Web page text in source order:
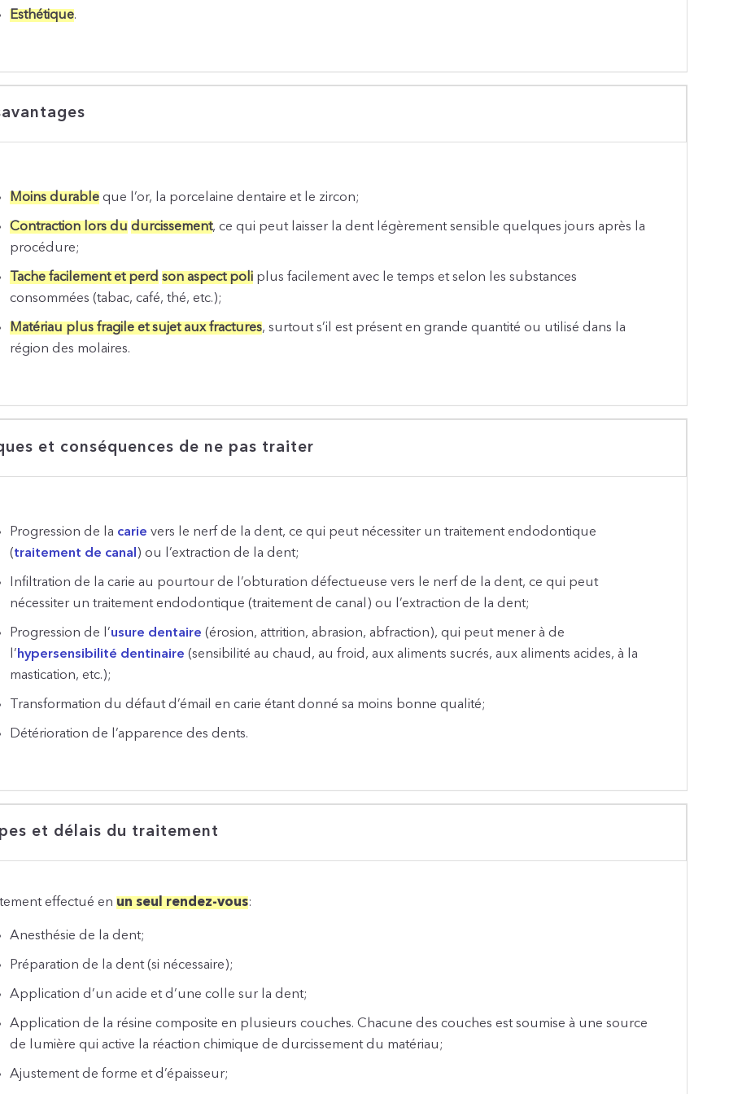
Esthétique.
Moins durable que l’or, la porcelaine dentaire et le zircon;
Contraction lors du durcissement, ce qui peut laisser la dent légèrement sensible quelques jours après la
procédure;
Tache facilement et perd son aspect poli plus facilement avec le temps et selon les substances
consommées (tabac, café, thé, etc.);
Matériau plus fragile et sujet aux fractures, surtout s’il est présent en grande quantité ou utilisé dans la
région des molaires.
et conséquences de ne pas traiter
Progression de la carie vers le nerf de la dent, ce qui peut nécessiter un traitement endodontique
(traitement de canal ) ou l’extraction de la dent;
Infiltration de la carie au pourtour de l’obturation défectueuse vers le nerf de la dent, ce qui peut
nécessiter un traitement endodontique (traitement de canal) ou l’extraction de la dent;
Progression de l’usure dentaire (érosion, attrition, abrasion, abfraction), qui peut mener à de
l’ hypersensibilité dentinaire (sensibilité au chaud, au froid, aux aliments sucrés, aux aliments acides, à la
mastication, etc.);
Transformation du défaut d’émail en carie étant donné sa moins bonne qualité;
Détérioration de l’apparence des dents.
et délais du traitement
effectué en un seul rendez-vous:
Anesthésie de la dent;
Préparation de la dent (si nécessaire);
Application d’un acide et d’une colle sur la dent;
Application de la résine composite en plusieurs couches. Chacune des couches est soumise à une source
de lumière qui active la réaction chimique de durcissement du matériau;
Ajustement de forme et d’épaisseur;